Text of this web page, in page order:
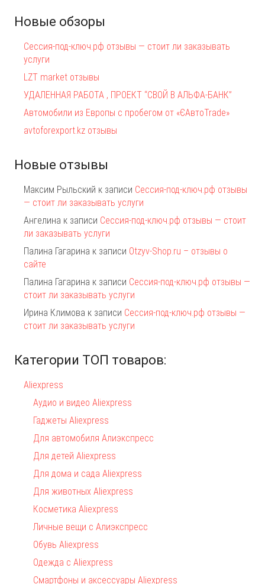
Новые обзоры
Сессия-под-ключ.рф отзывы — стоит ли заказывать
услуги
LZT market отзывы
УДАЛЕННАЯ РАБОТА , ПРОЕКТ “СВОЙ В АЛЬФА-БАНК”
Автомобили из Европы с пробегом от «ЄАвтоTrаde»
avtoforexport.kz отзывы
Новые отзывы
Максим Рыльский к записи Сессия-под-ключ.рф отзывы
— стоит ли заказывать услуги
Ангелина к записи Сессия-под-ключ.рф отзывы — стоит
ли заказывать услуги
Палина Гагарина к записи Otzyv-Shop.ru – отзывы о
сайте
Палина Гагарина к записи Сессия-под-ключ.рф отзывы —
стоит ли заказывать услуги
Ирина Климова к записи Сессия-под-ключ.рф отзывы —
стоит ли заказывать услуги
Категории ТОП товаров:
Aliexpress
Аудио и видео Aliexpress
Гаджеты Aliexpress
Для автомобиля Алиэкспресс
Для детей Aliexpress
Для дома и сада Aliexpress
Для животных Aliexpress
Косметика Aliexpress
Личные вещи с Алиэкспресс
Обувь Aliexpress
Одежда с Aliexpress
Смартфоны и аксессуары Aliexpress